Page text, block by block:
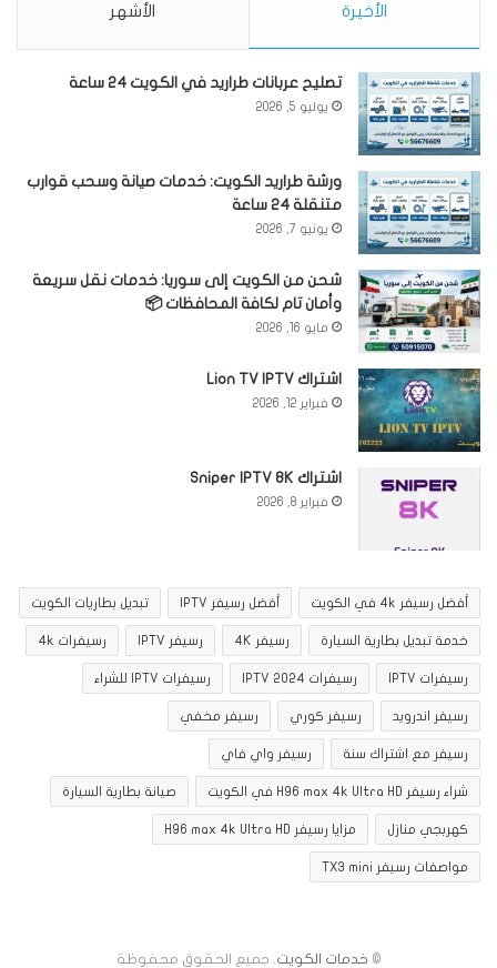
الأخيرة الأشهر
تصليح عربانات طراريد في الكويت 24 ساعة
يوليو 5, 2026
ورشة طراريد الكويت: خدمات صيانة وسحب قوارب
متنقلة 24 ساعة
يونيو 7, 2026
شحن من الكويت إلى سوريا: خدمات نقل سريعة
وأمان تام لكافة المحافظات 📦
مايو 16, 2026
اشتراك Lion TV IPTV
فبراير 12, 2026
اشتراك Sniper IPTV 8K
فبراير 8, 2026
أفضل رسيفر 4k في الكويت أفضل رسيفر IPTV تبديل بطاريات الكويت
خدمة تبديل بطارية السيارة رسيفر 4K رسيفر IPTV رسيفرات 4k
رسيفرات IPTV رسيفرات IPTV 2024 رسيفرات IPTV للشراء
رسيفر اندرويد رسيفر كوري رسيفر مخفي
رسيفر مع اشتراك سنة رسيفر واي فاي
شراء رسيفر H96 max 4k Ultra HD في الكويت صيانة بطارية السيارة
كهربجي منازل مزايا رسيفر H96 max 4k Ultra HD
مواصفات رسيفر TX3 mini
© خدمات الكويت . جميع الحقوق محفوظة